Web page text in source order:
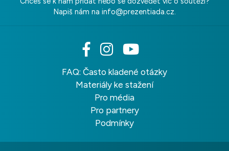
Napiš nám na info@prezentiada.cz.
FAQ: Často kladené otázky
Materiály ke stažení
Pro média
Pro partnery
Podmínky